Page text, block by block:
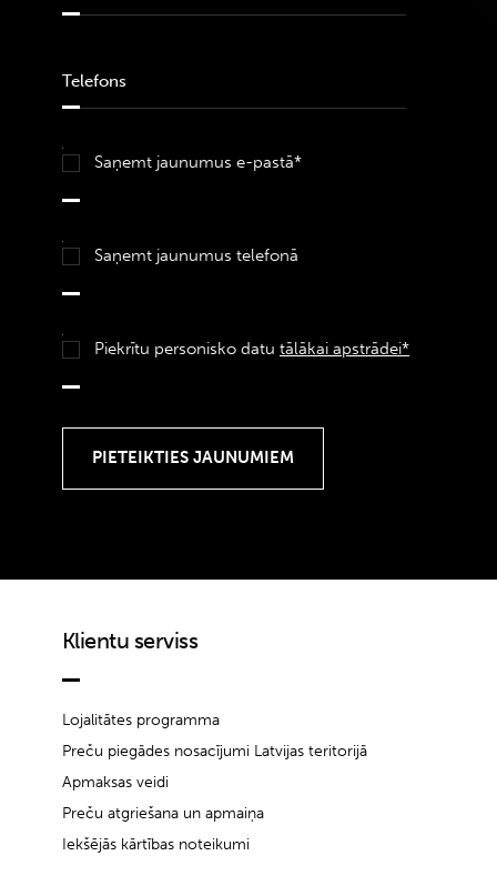
Saņemt jaunumus e-pastā*
Saņemt jaunumus telefonā
Piekrītu personisko datu tālākai apstrādei*
Klientu serviss
Lojalitātes programma
Preču piegādes nosacījumi Latvijas teritorijā
Apmaksas veidi
Preču atgriešana un apmaiņa
Iekšējās kārtības noteikumi